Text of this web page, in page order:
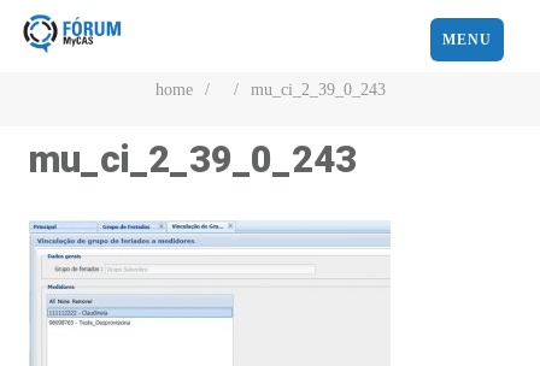
MENU
home / / mu_ci_2_39_0_243
mu_ci_2_39_0_243